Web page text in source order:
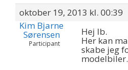
oktober 19, 2013 kl. 00:39
Kim Bjarne
Sørensen
Participant
Hej Ib.
Her kan
skabe jeg
modelbiler.